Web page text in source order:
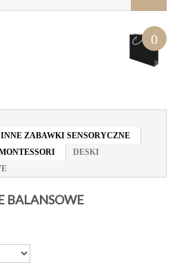
0
ZABAWKI SENSORYCZNE
DESKI
BALANSOWE